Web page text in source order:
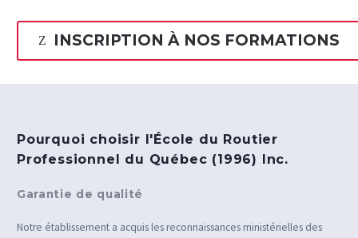
Z INSCRIPTION À NOS FORMATIONS
Pourquoi choisir l'École du Routier
Professionnel du Québec (1996) Inc.
Garantie de qualité
Notre établissement a acquis les reconnaissances ministérielles des